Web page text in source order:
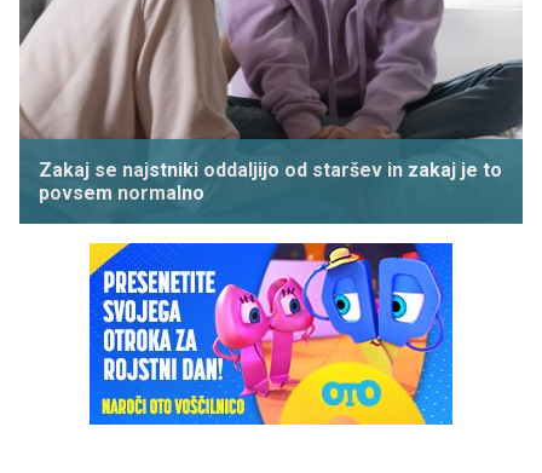
Zakaj se najstniki oddaljijo od staršev in zakaj je to
povsem normalno